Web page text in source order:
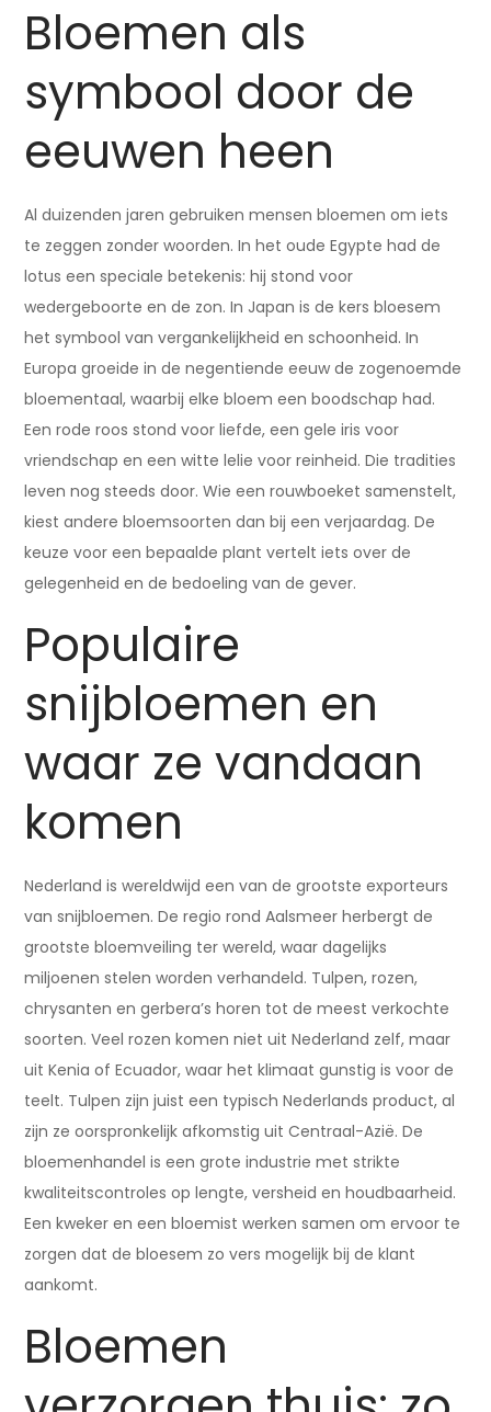
Bloemen als
symbool door de
eeuwen heen
Al duizenden jaren gebruiken mensen bloemen om iets
te zeggen zonder woorden. In het oude Egypte had de
lotus een speciale betekenis: hij stond voor
wedergeboorte en de zon. In Japan is de kers bloesem
het symbool van vergankelijkheid en schoonheid. In
Europa groeide in de negentiende eeuw de zogenoemde
bloementaal, waarbij elke bloem een boodschap had.
Een rode roos stond voor liefde, een gele iris voor
vriendschap en een witte lelie voor reinheid. Die tradities
leven nog steeds door. Wie een rouwboeket samenstelt,
kiest andere bloemsoorten dan bij een verjaardag. De
keuze voor een bepaalde plant vertelt iets over de
gelegenheid en de bedoeling van de gever.
Populaire
snijbloemen en
waar ze vandaan
komen
Nederland is wereldwijd een van de grootste exporteurs
van snijbloemen. De regio rond Aalsmeer herbergt de
grootste bloemveiling ter wereld, waar dagelijks
miljoenen stelen worden verhandeld. Tulpen, rozen,
chrysanten en gerbera’s horen tot de meest verkochte
soorten. Veel rozen komen niet uit Nederland zelf, maar
uit Kenia of Ecuador, waar het klimaat gunstig is voor de
teelt. Tulpen zijn juist een typisch Nederlands product, al
zijn ze oorspronkelijk afkomstig uit Centraal-Azië. De
bloemenhandel is een grote industrie met strikte
kwaliteitscontroles op lengte, versheid en houdbaarheid.
Een kweker en een bloemist werken samen om ervoor te
zorgen dat de bloesem zo vers mogelijk bij de klant
aankomt.
Bloemen